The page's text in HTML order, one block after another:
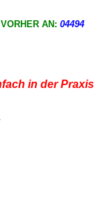
AN: 04494
in der Praxis